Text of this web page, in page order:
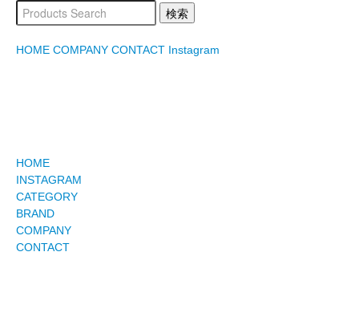
HOME COMPANY CONTACT Instagram
HOME
INSTAGRAM
CATEGORY
BRAND
COMPANY
CONTACT